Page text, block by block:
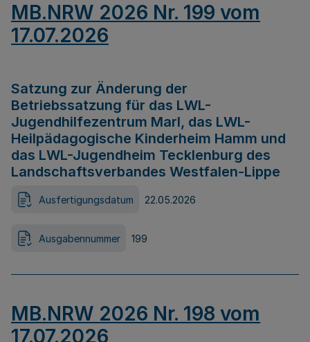
MB.NRW 2026 Nr. 199 vom
17.07.2026
Satzung zur Änderung der
Betriebssatzung für das LWL-
Jugendhilfezentrum Marl, das LWL-
Heilpädagogische Kinderheim Hamm und
das LWL-Jugendheim Tecklenburg des
Landschaftsverbandes Westfalen-Lippe
Ausfertigungsdatum 22.05.2026
Ausgabennummer 199
MB.NRW 2026 Nr. 198 vom
17.07.2026